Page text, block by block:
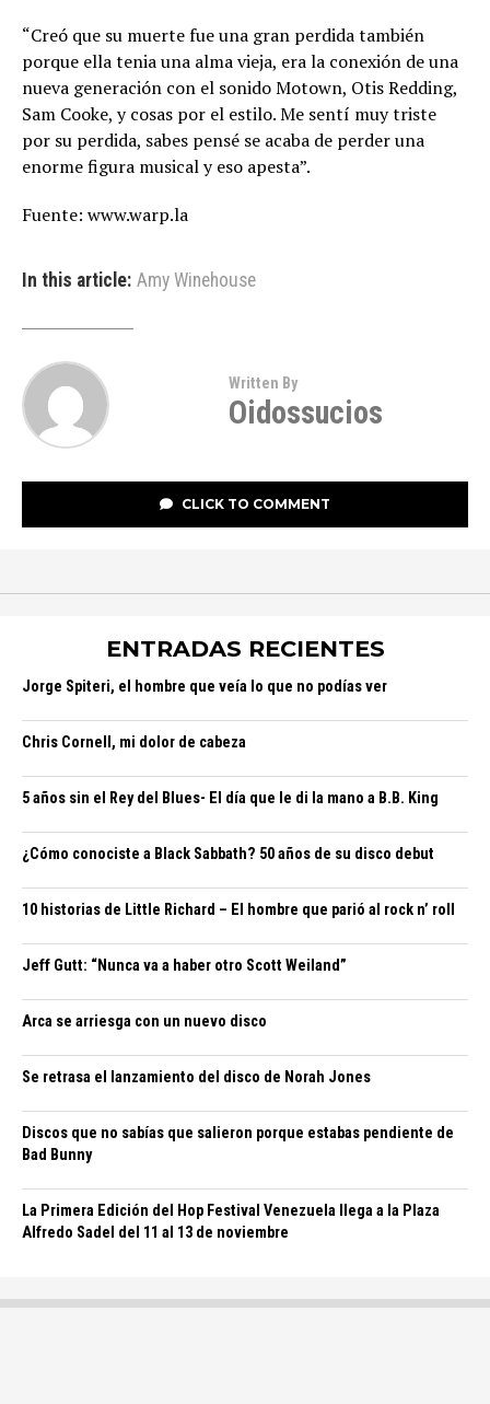
“Creó que su muerte fue una gran perdida también
porque ella tenia una alma vieja, era la conexión de una
nueva generación con el sonido Motown, Otis Redding,
Sam Cooke, y cosas por el estilo. Me sentí muy triste
por su perdida, sabes pensé se acaba de perder una
enorme figura musical y eso apesta”.
Fuente: www.warp.la
In this article: Amy Winehouse
Written By
Oidossucios
CLICK TO COMMENT
ENTRADAS RECIENTES
Jorge Spiteri, el hombre que veía lo que no podías ver
Chris Cornell, mi dolor de cabeza
5 años sin el Rey del Blues- El día que le di la mano a B.B. King
¿Cómo conociste a Black Sabbath? 50 años de su disco debut
10 historias de Little Richard – El hombre que parió al rock n’ roll
Jeff Gutt: “Nunca va a haber otro Scott Weiland”
Arca se arriesga con un nuevo disco
Se retrasa el lanzamiento del disco de Norah Jones
Discos que no sabías que salieron porque estabas pendiente de
Bad Bunny
La Primera Edición del Hop Festival Venezuela llega a la Plaza
Alfredo Sadel del 11 al 13 de noviembre